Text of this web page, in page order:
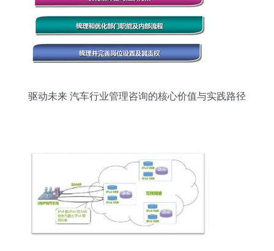
驱动未来 汽车行业管理咨询的核心价值与实践路径